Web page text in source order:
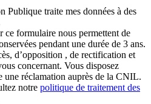
Publique traite mes données à des
formulaire nous permettent de
pendant une durée de 3 ans.
d’opposition , de rectification et
concernant. Vous disposez
une réclamation auprès de la CNIL.
notre politique de traitement des